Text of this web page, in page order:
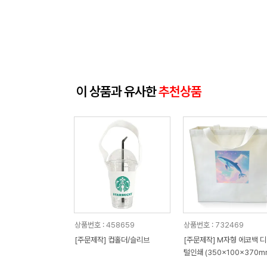
이 상품과 유사한추천상품
상품번호 : 458659
[주문제작] 컵홀더/슬리브
상품번호 : 732469
[주문제작] M자형 에코백
털인쇄